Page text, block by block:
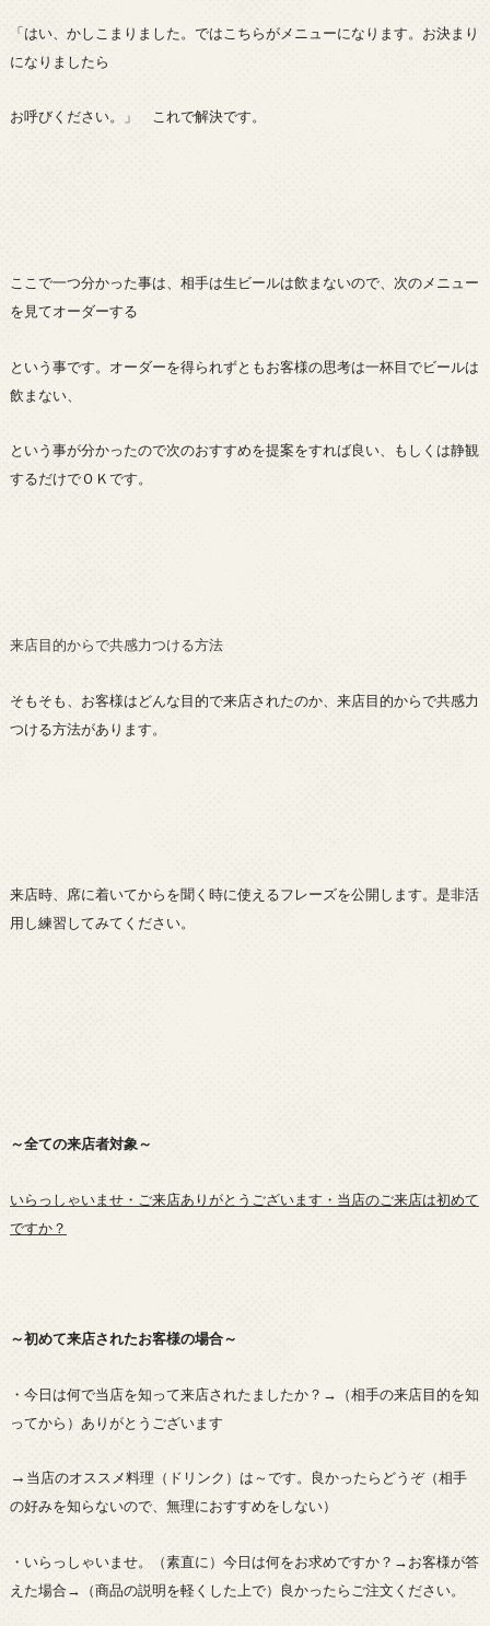
「はい、かしこまりました。ではこちらがメニューになります。お決まり
になりましたら
お呼びください。」 これで解決です。
ここで一つ分かった事は、相手は生ビールは飲まないので、次のメニュー
を見てオーダーする
という事です。オーダーを得られずともお客様の思考は一杯目でビールは
飲まない、
という事が分かったので次のおすすめを提案をすれば良い、もしくは静観
するだけでＯＫです。
来店目的からで共感力つける方法
そもそも、お客様はどんな目的で来店されたのか、来店目的からで共感力
つける方法があります。
来店時、席に着いてからを聞く時に使えるフレーズを公開します。是非活
用し練習してみてください。
～全ての来店者対象～
いらっしゃいませ・ご来店ありがとうございます・当店のご来店は初めて
ですか？
～初めて来店されたお客様の場合～
・今日は何で当店を知って来店されたましたか？→（相手の来店目的を知
ってから）ありがとうございます
→ 当店のオススメ料理（ドリンク）は～です。良かったらどうぞ（相手
の好みを知らないので、無理におすすめをしない）
・いらっしゃいませ。（素直に）今日は何をお求めですか？→お客様が答
えた場合→（商品の説明を軽くした上で）良かったらご注文ください。